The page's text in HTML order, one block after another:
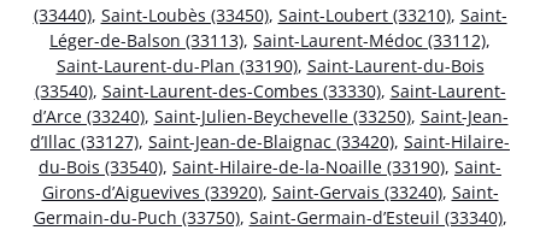
(33440), Saint-Loubès (33450), Saint-Loubert (33210), Saint-
Léger-de-Balson (33113), Saint-Laurent-Médoc (33112),
Saint-Laurent-du-Plan (33190), Saint-Laurent-du-Bois
(33540), Saint-Laurent-des-Combes (33330), Saint-Laurent-
d’Arce (33240), Saint-Julien-Beychevelle (33250), Saint-Jean-
d’Illac (33127), Saint-Jean-de-Blaignac (33420), Saint-Hilaire-
du-Bois (33540), Saint-Hilaire-de-la-Noaille (33190), Saint-
Girons-d’Aiguevives (33920), Saint-Gervais (33240), Saint-
Germain-du-Puch (33750), Saint-Germain-d’Esteuil (33340),